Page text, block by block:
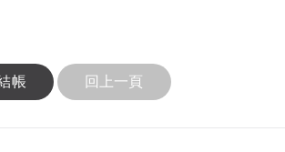
帳 回上一頁